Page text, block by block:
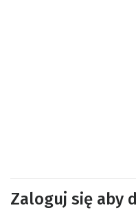
Zaloguj się aby